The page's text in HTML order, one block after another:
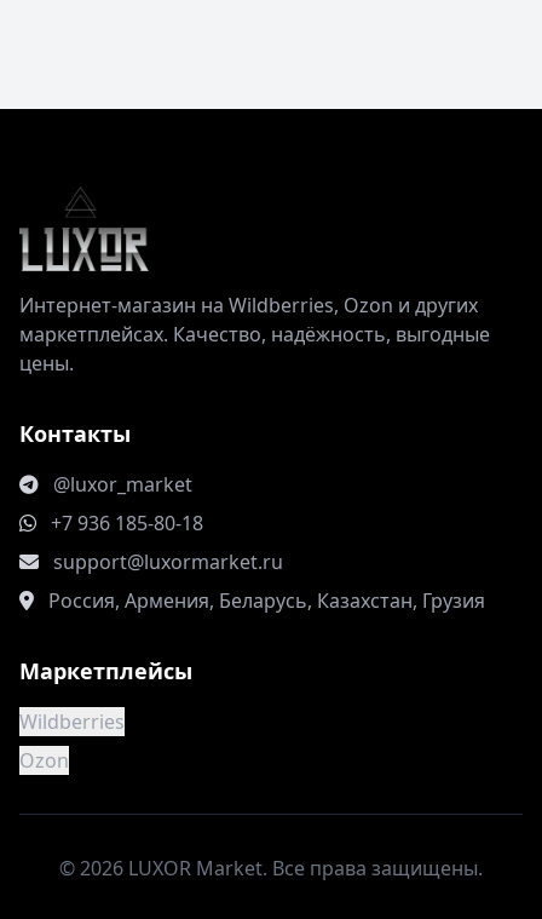
Интернет‑магазин на Wildberries, Ozon и других
маркетплейсах. Качество, надёжность, выгодные
цены.
Контакты
@luxor_market
+7 936 185-80-18
support@luxormarket.ru
Россия, Армения, Беларусь, Казахстан, Грузия
Маркетплейсы
Wildberries
Ozon
©2026 LUXOR Market. Все права защищены.